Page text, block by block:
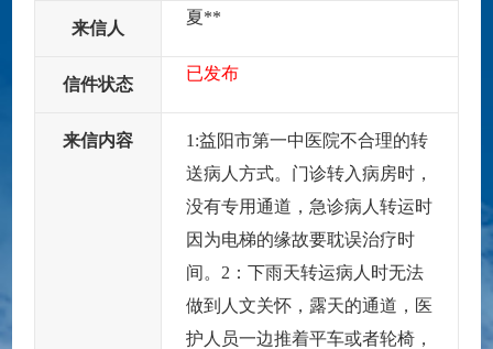
来信人
夏**
信件状态
已发布
来信内容
1:益阳市第一中医院不合理的转
送病人方式。门诊转入病房时，
没有专用通道，急诊病人转运时
因为电梯的缘故要耽误治疗时
间。2：下雨天转运病人时无法
做到人文关怀，露天的通道，医
护人员一边推着平车或者轮椅，